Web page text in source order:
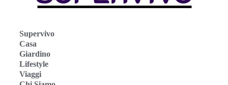
Supervivo
Casa
Giardino
Lifestyle
Viaggi